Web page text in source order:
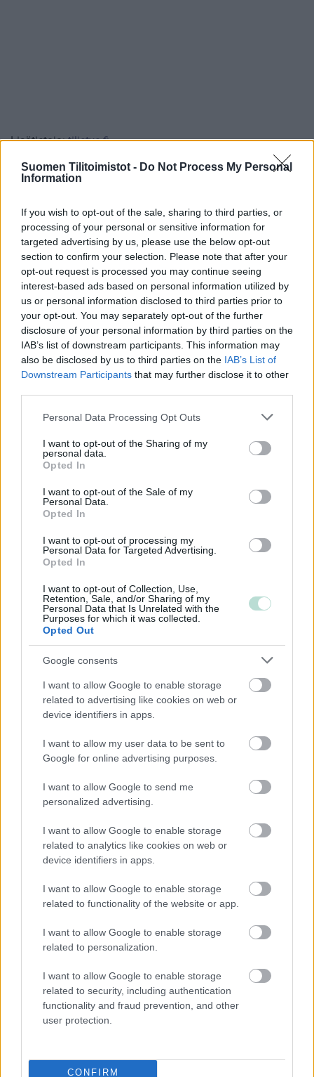
Suomen Tilitoimistot - Do Not Process My Personal
Information
If you wish to opt-out of the sale, sharing to third parties, or
processing of your personal or sensitive information for
targeted advertising by us, please use the below opt-out
section to confirm your selection. Please note that after your
opt-out request is processed you may continue seeing
interest-based ads based on personal information utilized by
us or personal information disclosed to third parties prior to
your opt-out. You may separately opt-out of the further
disclosure of your personal information by third parties on the
IAB’s list of downstream participants. This information may
also be disclosed by us to third parties on the IAB’s List of
Downstream Participants that may further disclose it to other
Please note that this website/app uses one or more Google
not limited to your visit or usage behaviour. You may click to
grant or deny consent to Google and its third-party tags to
use your data for below specified purposes in below Google
consent section.
Personal Data Processing Opt Outs
I want to opt-out of the Sharing of my
personal data.
Opted In
I want to opt-out of the Sale of my
Personal Data.
Opted In
I want to opt-out of processing my
Personal Data for Targeted Advertising.
Opted In
I want to opt-out of Collection, Use,
Retention, Sale, and/or Sharing of my
Personal Data that Is Unrelated with the
Purposes for which it was collected.
Opted Out
Google consents
I want to allow Google to enable storage
related to advertising like cookies on web or
device identifiers in apps.
I want to allow my user data to be sent to
Google for online advertising purposes.
I want to allow Google to send me
personalized advertising.
I want to allow Google to enable storage
related to analytics like cookies on web or
device identifiers in apps.
I want to allow Google to enable storage
related to functionality of the website or app.
I want to allow Google to enable storage
related to personalization.
I want to allow Google to enable storage
related to security, including authentication
functionality and fraud prevention, and other
user protection.
CONFIRM
Lisätietoja:tilietve.fi
Tilitoimiston erityisosaaminen
Palvelukielet
Suomi
Englanti
Ruotsi
Yhtiökoko
Mikrot
Informaatio ja viestintä
Kiinteistöalan toiminta
Kuljetusliike­toiminta
Palveluliiketoiminta
Rahoitus- ja vakuutustoiminta
Rakentaminen
Terveys- ja sosiaalipalvelut
Palvelutarjonta
ALV-laskelmat, ilmoitukset verottajalle ja
tilinpäätökset
Liiketoiminnan kehittämispalvelut (esim.
verosuunnittelu)
Palkkahallinnon palvelut
Yrityksen elinkaarenhallinta (esim. yrityksen
perustamispalvelut)
YHTEYSTIEDOT
KATSO YHTEYSTIEDOT